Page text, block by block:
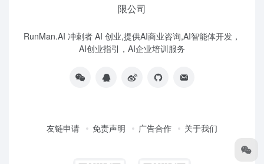
RunMan.AI 冲刺者 AI 创业,提供AI商业咨询,AI智能体开发，
AI创业指引，AI企业培训服务
友链申请 免责声明 广告合作 关于我们